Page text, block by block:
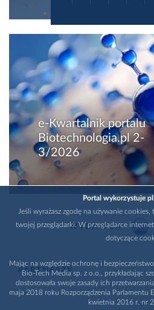
e-Kwartalnik portalu
Biotechnologia.pl 2-
3/2026
WYDAWCA
PARTNERZY
Portal wykorzystuje
Jeśli wyrażasz zgodę na używanie
twojej przeglądarki. W przeglądarce
dotyczące
Mając na względzie ochronę i
Bio-Tech Media sp. z o.o., przykładając
dostosowała swoje zasady ich
maja 2018 roku Rozporządzenia Parlamentu
kwietnia 2016 r. nr